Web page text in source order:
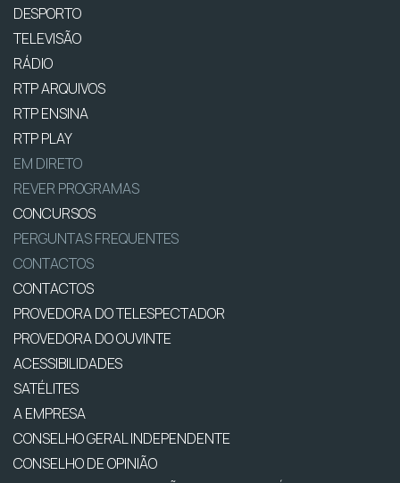
DESPORTO
TELEVISÃO
RÁDIO
RTP ARQUIVOS
RTP ENSINA
RTP PLAY
EM DIRETO
REVER PROGRAMAS
CONCURSOS
PERGUNTAS FREQUENTES
CONTACTOS
CONTACTOS
PROVEDORA DO TELESPECTADOR
PROVEDORA DO OUVINTE
ACESSIBILIDADES
SATÉLITES
A EMPRESA
CONSELHO GERAL INDEPENDENTE
CONSELHO DE OPINIÃO